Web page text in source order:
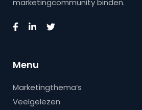
marketingcommunity binden.
Menu
Marketingthema’s
Veelgelezen